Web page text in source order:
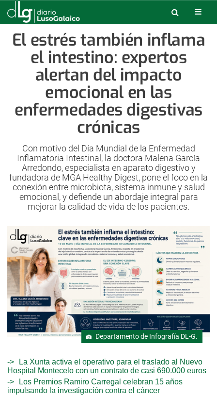
El estrés también inflama
el intestino: expertos
alertan del impacto
emocional en las
enfermedades digestivas
crónicas
Con motivo del Día Mundial de la Enfermedad
Inflamatoria Intestinal, la doctora Malena García
Arredondo, especialista en aparato digestivo y
fundadora de MGA Healthy Digest, pone el foco en la
conexión entre microbiota, sistema inmune y salud
emocional, y defiende un abordaje integral para
mejorar la calidad de vida de los pacientes.
Departamento de Infografía DL-G.
La Xunta activa el operativo para el traslado al Nuevo
Hospital Montecelo con un contrato de casi 690.000 euros
Los Premios Ramiro Carregal celebran 15 años
impulsando la investigación contra el cáncer